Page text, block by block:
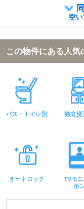
空
この物件にある人気
バス・トイレ別 独立洗
オートロック
TVモ
ホ